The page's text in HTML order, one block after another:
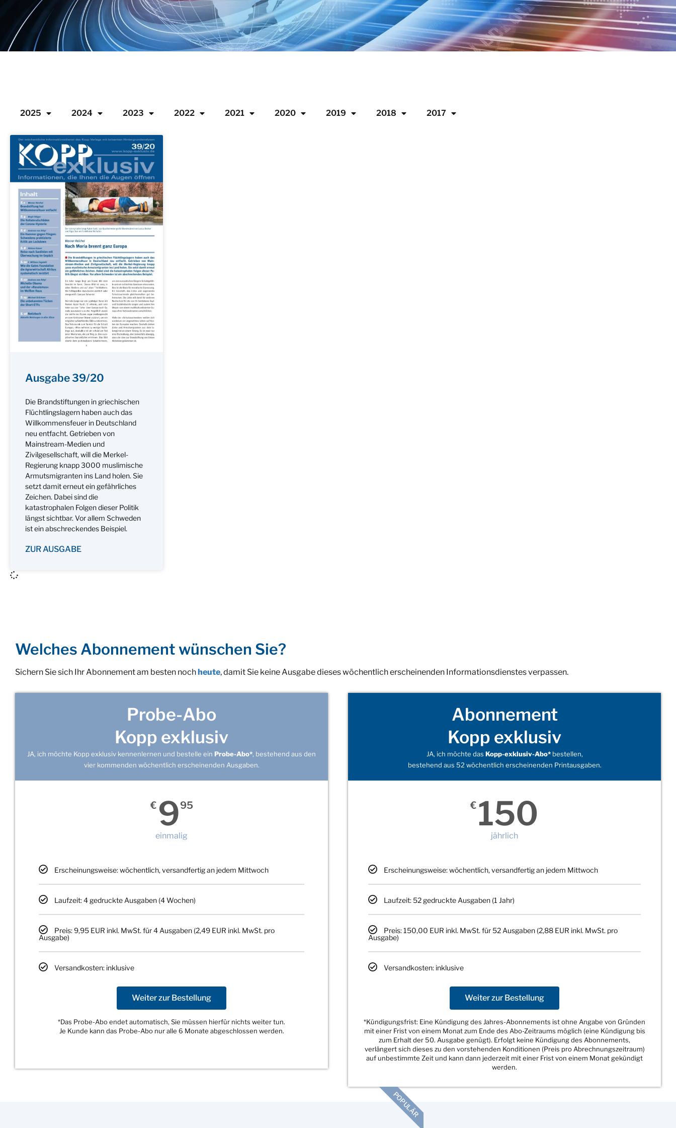
2025 2024 2023 2022 2021 2020 2019 2018 2017
Ausgabe 39/20
Die Brandstiftungen in griechischen
Flüchtlingslagern haben auch das
Willkommensfeuer in Deutschland
neu entfacht. Getrieben von
Mainstream-Medien und
Zivilgesellschaft, will die Merkel-
Regierung knapp 3000 muslimische
Armutsmigranten ins Land holen. Sie
setzt damit erneut ein gefährliches
Zeichen. Dabei sind die
katastrophalen Folgen dieser Politik
längst sichtbar. Vor allem Schweden
ist ein abschreckendes Beispiel.
ZUR AUSGABE
Welches Abonnement wünschen Sie?
Sichern Sie sich Ihr Abonnement am besten nochheute, damit Sie keine Ausgabe dieses wöchentlich erscheinenden Informationsdienstes verpassen.
Probe-Abo
Kopp exklusiv
JA, ich möchte Kopp exklusiv kennenlernen und bestelle ein Probe-Abo*, bestehend aus den
vier kommenden wöchentlich erscheinenden Ausgaben.
€ 995
einmalig
Erscheinungsweise: wöchentlich, versandfertig an jedem Mittwoch
Laufzeit: 4 gedruckte Ausgaben (4 Wochen)
Preis: 9,95 EUR inkl. MwSt. für 4 Ausgaben (2,49 EUR inkl. MwSt. pro
Ausgabe)
Versandkosten: inklusive
Weiter zur Bestellung
*Das Probe-Abo endet automatisch, Sie müssen hierfür nichts weiter tun.
Je Kunde kann das Probe-Abo nur alle 6 Monate abgeschlossen werden.
Abonnement
Kopp exklusiv
JA, ich möchte das Kopp-exklusiv-Abo*bestellen,
bestehend aus 52 wöchentlich erscheinenden Printausgaben.
€ 150
jährlich
Erscheinungsweise: wöchentlich, versandfertig an jedem Mittwoch
Laufzeit: 52 gedruckte Ausgaben (1 Jahr)
Preis: 150,00 EUR inkl. MwSt. für 52 Ausgaben (2,88 EUR inkl. MwSt. pro
Ausgabe)
Versandkosten: inklusive
Weiter zur Bestellung
*Kündigungsfrist: Eine Kündigung des Jahres-Abonnements ist ohne Angabe von Gründen
mit einer Frist von einem Monat zum Ende des Abo-Zeitraums möglich (eine Kündigung bis
zum Erhalt der 50. Ausgabe genügt). Erfolgt keine Kündigung des Abonnements,
verlängert sich dieses zu den vorstehenden Konditionen (Preis pro Abrechnungszeitraum)
auf unbestimmte Zeit und kann dann jederzeit mit einer Frist von einem Monat gekündigt
werden.
POPULÄR